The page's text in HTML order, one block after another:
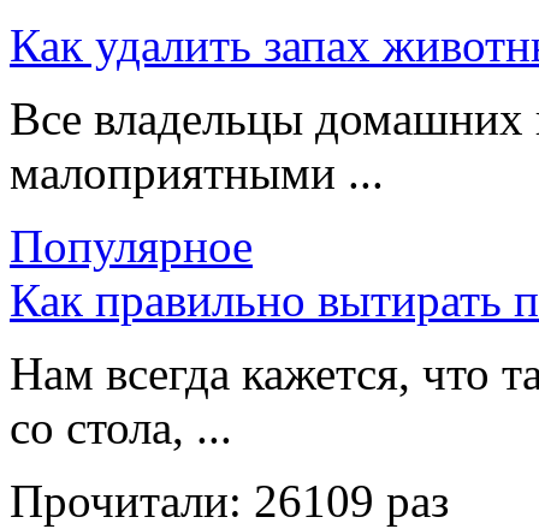
Как удалить запах
Все владельцы домашних
малоприятными ...
Популярное
Как правильно вытирать
Нам всегда кажется, что
со стола, ...
Прочитали: 26109 раз